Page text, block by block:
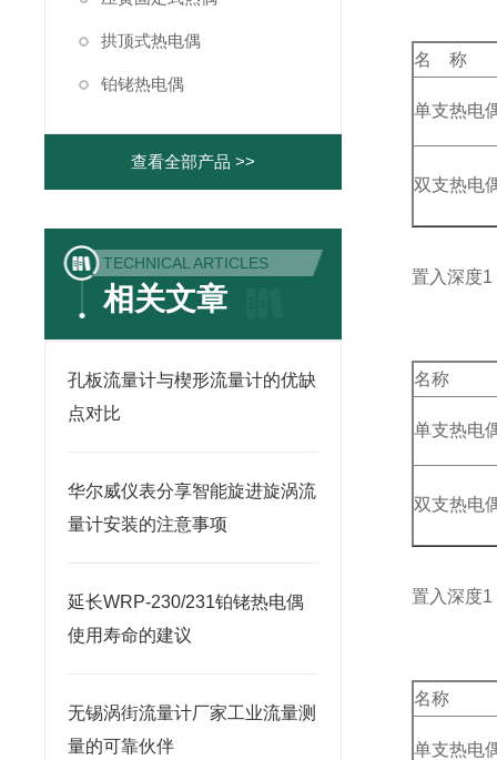
拱顶式热电偶
铂铑热电偶
查看全部产品 >>
TECHNICAL ARTICLES
相关文章
孔板流量计与楔形流量计的优缺
点对比
华尔威仪表分享智能旋进旋涡流
量计安装的注意事项
延长WRP-230/231铂铑热电偶
使用寿命的建议
无锡涡街流量计厂家工业流量测
量的可靠伙伴
名 称
单支热电
双支热电
置入深度
名称
单支热电
双支热电
置入深度
名称
单支热电